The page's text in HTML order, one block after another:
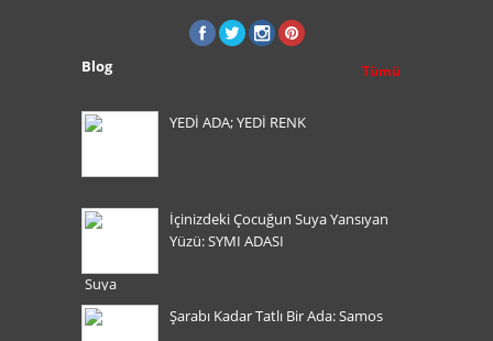
Blog Tümü
YEDİ ADA; YEDİ RENK
İçinizdeki Çocuğun Suya Yansıyan
Yüzü: SYMI ADASI
Şarabı Kadar Tatlı Bir Ada: Samos